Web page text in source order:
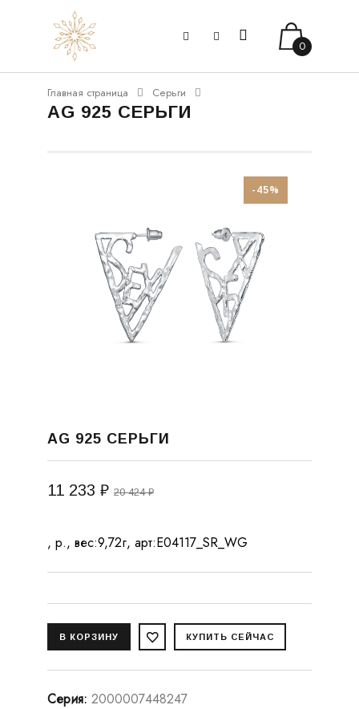
0
Главная страница Серьги
AG 925 СЕРЬГИ
-45%
AG 925 СЕРЬГИ
11 233 ₽ 20 424 ₽
, р., вес:9,72г, арт:E04117_SR_WG
Серия: 2000007448247